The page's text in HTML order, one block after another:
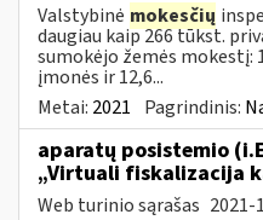
Valstybinė mokesčių
daugiau kaip 266 tūkst.
sumokėjo žemės mokestį:
įmonės ir 12,6...
Metai: 2021 Pagrindinis:
aparatų posistemio
„Virtuali fiskalizacija
Web turinio sąrašas 2021-